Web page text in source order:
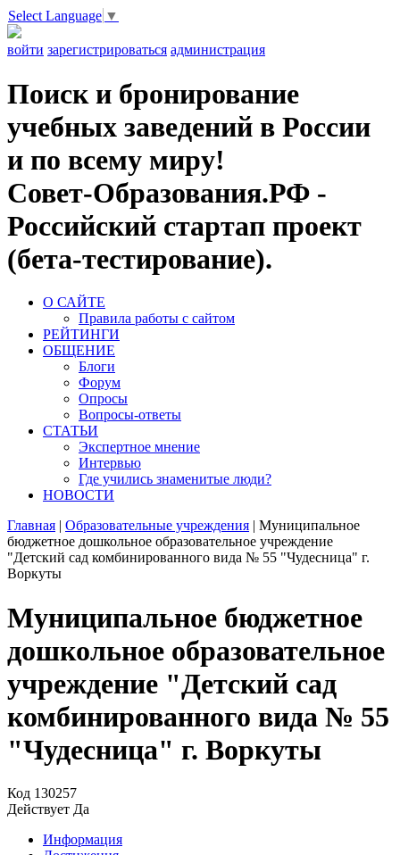
Select Language ▼
войти зарегистрироваться администрация
Поиск и бронирование
учебных заведений в России
и по всему миру!
Совет-Образования.РФ -
Российский стартап проект
(бета-тестирование).
О САЙТЕ
Правила работы с сайтом
РЕЙТИНГИ
ОБЩЕНИЕ
Блоги
Форум
Опросы
Вопросы-ответы
СТАТЬИ
Экспертное мнение
Интервью
Где учились знаменитые люди?
НОВОСТИ
Главная | Образовательные учреждения | Муниципальное
бюджетное дошкольное образовательное учреждение
"Детский сад комбинированного вида № 55 "Чудесница" г.
Воркуты
Муниципальное бюджетное
дошкольное образовательное
учреждение "Детский сад
комбинированного вида № 55
"Чудесница" г. Воркуты
Код 130257
Действует Да
Информация